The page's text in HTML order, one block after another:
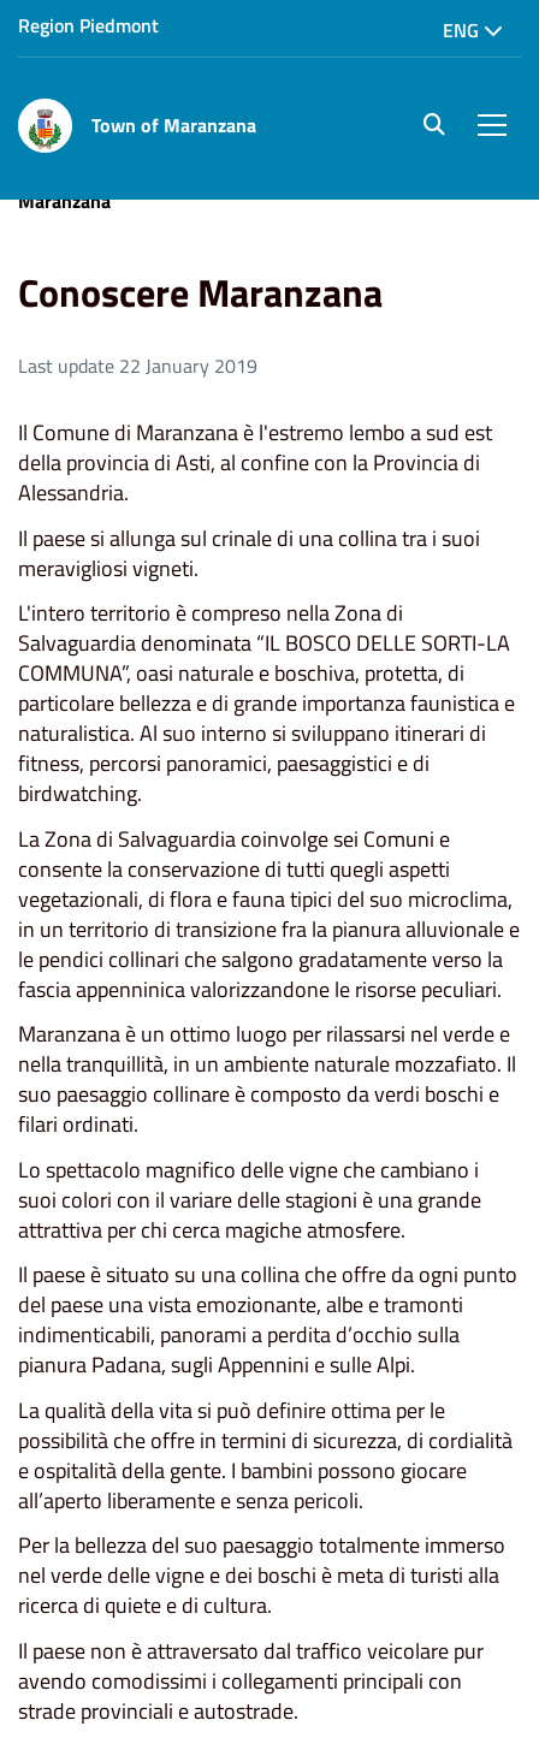
Region Piedmont ENG
Town of Maranzana site.searc
Maranzana
Conoscere Maranzana
Last update 22 January 2019
Il Comune di Maranzana è l'estremo lembo a sud est
della provincia di Asti, al confine con la Provincia di
Alessandria.
Il paese si allunga sul crinale di una collina tra i suoi
meravigliosi vigneti.
L'intero territorio è compreso nella Zona di
Salvaguardia denominata “IL BOSCO DELLE SORTI-LA
COMMUNA”, oasi naturale e boschiva, protetta, di
particolare bellezza e di grande importanza faunistica e
naturalistica. Al suo interno si sviluppano itinerari di
fitness, percorsi panoramici, paesaggistici e di
birdwatching.
La Zona di Salvaguardia coinvolge sei Comuni e
consente la conservazione di tutti quegli aspetti
vegetazionali, di flora e fauna tipici del suo microclima,
in un territorio di transizione fra la pianura alluvionale e
le pendici collinari che salgono gradatamente verso la
fascia appenninica valorizzandone le risorse peculiari.
Maranzana è un ottimo luogo per rilassarsi nel verde e
nella tranquillità, in un ambiente naturale mozzafiato. Il
suo paesaggio collinare è composto da verdi boschi e
filari ordinati.
Lo spettacolo magnifico delle vigne che cambiano i
suoi colori con il variare delle stagioni è una grande
attrattiva per chi cerca magiche atmosfere.
Il paese è situato su una collina che offre da ogni punto
del paese una vista emozionante, albe e tramonti
indimenticabili, panorami a perdita d’occhio sulla
pianura Padana, sugli Appennini e sulle Alpi.
La qualità della vita si può definire ottima per le
possibilità che offre in termini di sicurezza, di cordialità
e ospitalità della gente. I bambini possono giocare
all’aperto liberamente e senza pericoli.
Per la bellezza del suo paesaggio totalmente immerso
nel verde delle vigne e dei boschi è meta di turisti alla
ricerca di quiete e di cultura.
Il paese non è attraversato dal traffico veicolare pur
avendo comodissimi i collegamenti principali con
strade provinciali e autostrade.